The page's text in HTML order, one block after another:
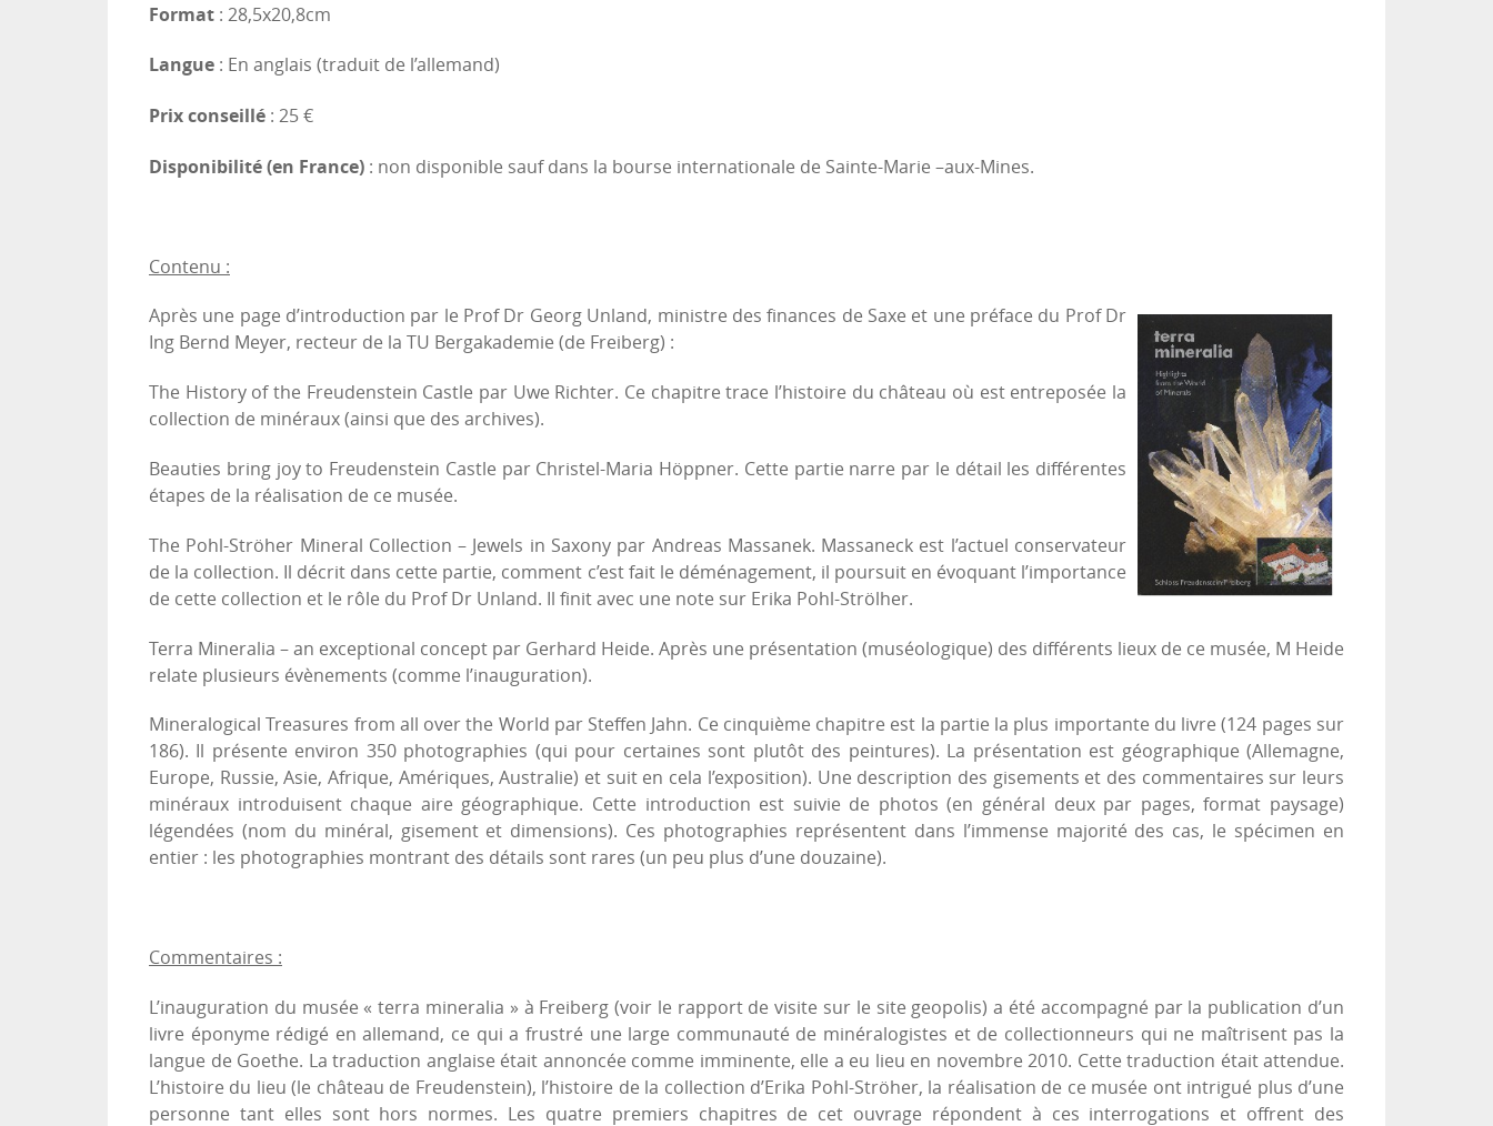
Format : 28,5x20,8cm
Langue : En anglais (traduit de l’allemand)
Prix conseillé : 25 €
Disponibilité (en France) : non disponible sauf dans la bourse internationale de Sainte-Marie –aux-Mines.
Contenu :
Après une page d’introduction par le Prof Dr Georg Unland, ministre des finances de Saxe et une préface du Prof Dr
Ing Bernd Meyer, recteur de la TU Bergakademie (de Freiberg) :
The History of the Freudenstein Castle par Uwe Richter. Ce chapitre trace l’histoire du château où est entreposée la
collection de minéraux (ainsi que des archives).
Beauties bring joy to Freudenstein Castle par Christel-Maria Höppner. Cette partie narre par le détail les différentes
étapes de la réalisation de ce musée.
The Pohl-Ströher Mineral Collection – Jewels in Saxony par Andreas Massanek. Massaneck est l’actuel conservateur
de la collection. Il décrit dans cette partie, comment c’est fait le déménagement, il poursuit en évoquant l’importance
de cette collection et le rôle du Prof Dr Unland. Il finit avec une note sur Erika Pohl-Strölher.
Terra Mineralia – an exceptional concept par Gerhard Heide. Après une présentation (muséologique) des différents lieux de ce musée, M Heide
relate plusieurs évènements (comme l’inauguration).
Mineralogical Treasures from all over the World par Steffen Jahn. Ce cinquième chapitre est la partie la plus importante du livre (124 pages sur
186). Il présente environ 350 photographies (qui pour certaines sont plutôt des peintures). La présentation est géographique (Allemagne,
Europe, Russie, Asie, Afrique, Amériques, Australie) et suit en cela l’exposition). Une description des gisements et des commentaires sur leurs
minéraux introduisent chaque aire géographique. Cette introduction est suivie de photos (en général deux par pages, format paysage)
légendées (nom du minéral, gisement et dimensions). Ces photographies représentent dans l’immense majorité des cas, le spécimen en
entier : les photographies montrant des détails sont rares (un peu plus d’une douzaine).
Commentaires :
L’inauguration du musée « terra mineralia » à Freiberg (voir le rapport de visite sur le site geopolis) a été accompagné par la publication d’un
livre éponyme rédigé en allemand, ce qui a frustré une large communauté de minéralogistes et de collectionneurs qui ne maîtrisent pas la
langue de Goethe. La traduction anglaise était annoncée comme imminente, elle a eu lieu en novembre 2010. Cette traduction était attendue.
L’histoire du lieu (le château de Freudenstein), l’histoire de la collection d’Erika Pohl-Ströher, la réalisation de ce musée ont intrigué plus d’une
personne tant elles sont hors normes. Les quatre premiers chapitres de cet ouvrage répondent à ces interrogations et offrent des